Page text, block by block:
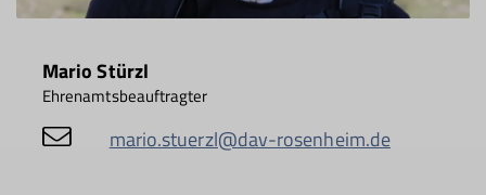
Mario Stürzl
Ehrenamtsbeauftragter
mario.stuerzl@dav-rosenheim.de